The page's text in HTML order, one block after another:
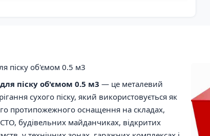
піску об'ємом 0.5 м3
піску об'ємом 0.5 м3 — це металевий
сухого піску, який використовується як
протипожежного оснащення на складах,
будівельних майданчиках, відкритих